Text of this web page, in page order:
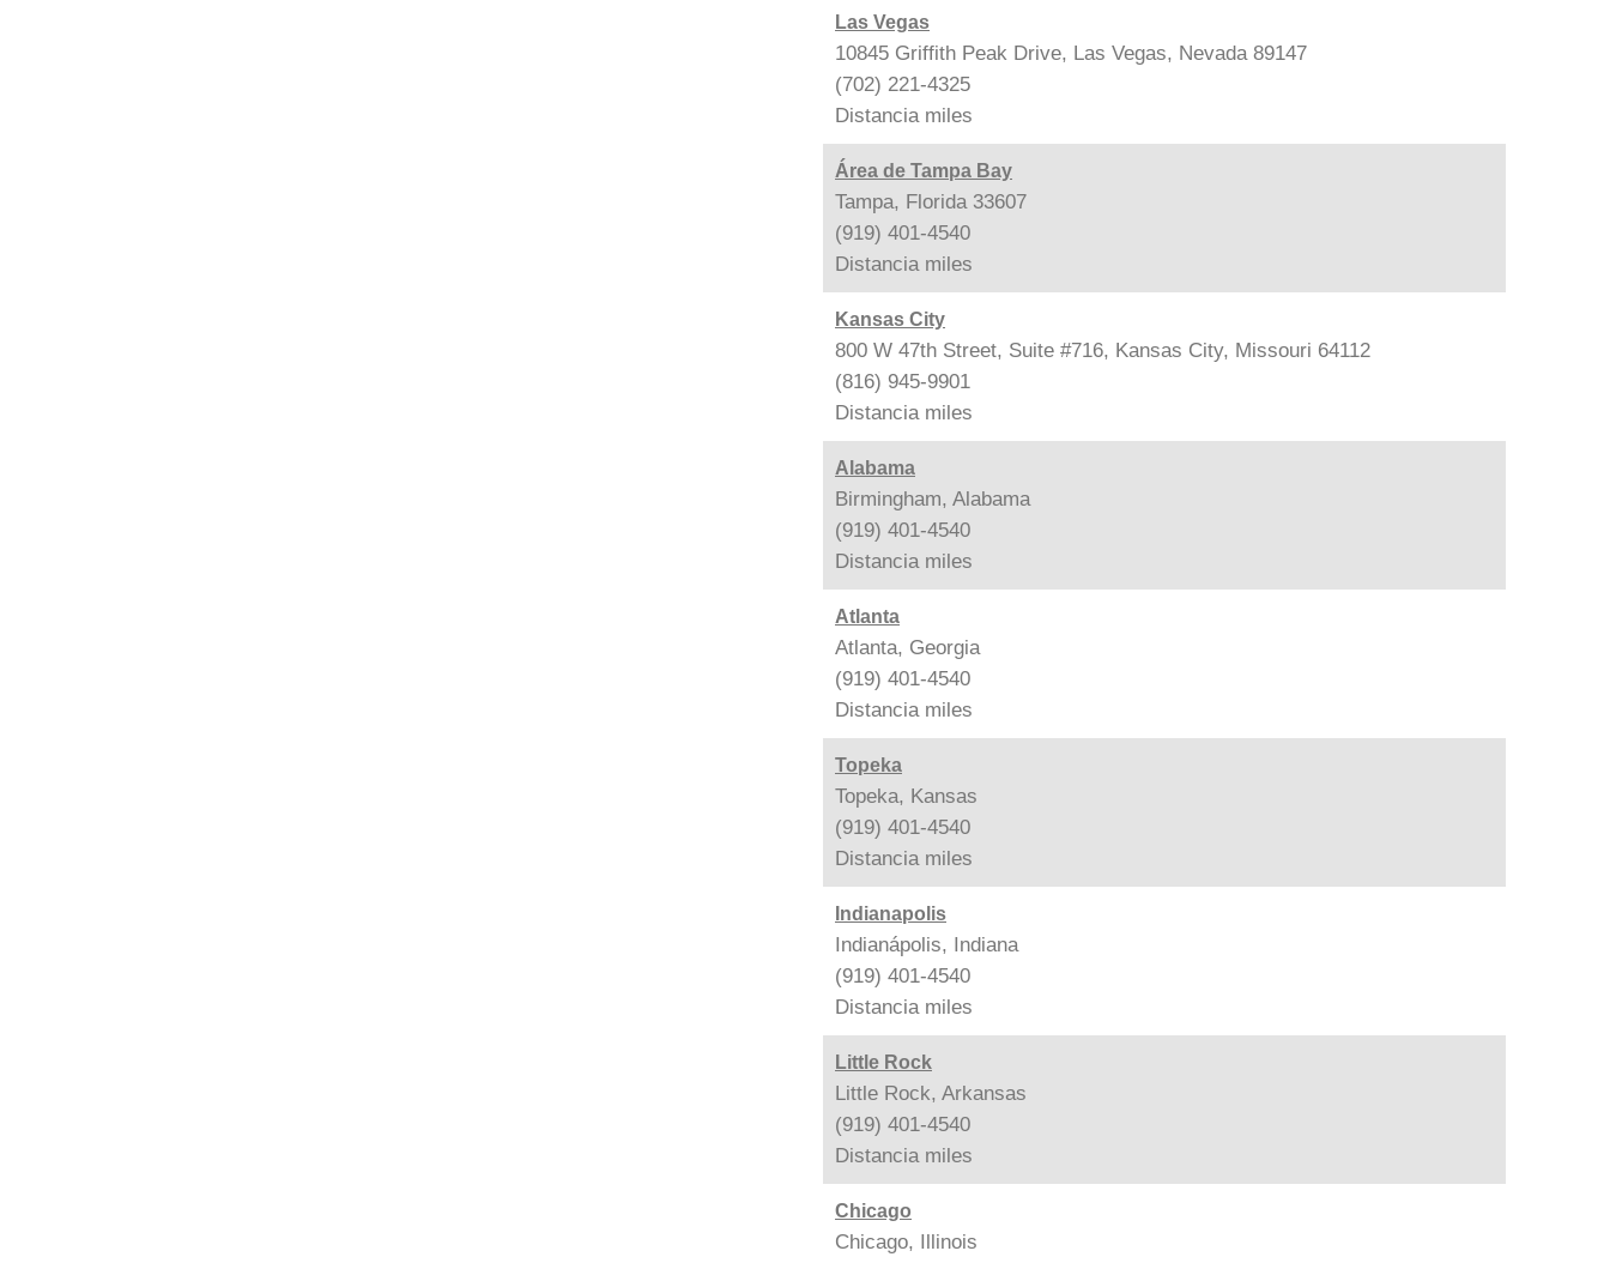
Las Vegas
10845 Griffith Peak Drive, Las Vegas, Nevada 89147
(702) 221-4325
Distancia miles
Área de Tampa Bay
Tampa, Florida 33607
(919) 401-4540
Distancia miles
Kansas City
800 W 47th Street, Suite #716, Kansas City, Missouri 64112
(816) 945-9901
Distancia miles
Alabama
Birmingham, Alabama
(919) 401-4540
Distancia miles
Atlanta
Atlanta, Georgia
(919) 401-4540
Distancia miles
Topeka
Topeka, Kansas
(919) 401-4540
Distancia miles
Indianapolis
Indianápolis, Indiana
(919) 401-4540
Distancia miles
Little Rock
Little Rock, Arkansas
(919) 401-4540
Distancia miles
Chicago
Chicago, Illinois